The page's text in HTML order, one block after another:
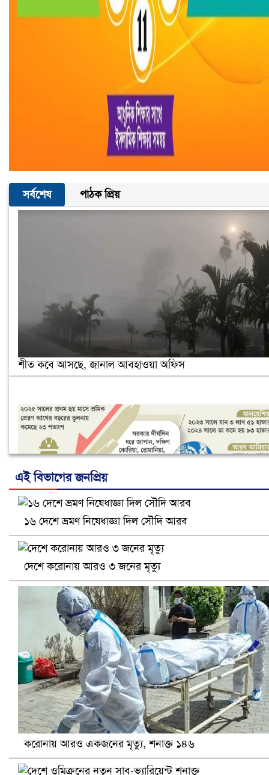
সর্বশেষ পাঠক প্রিয়
শীত কবে আসছে, জানাল আবহাওয়া অফিস
নানা সংকটে রিক্রুটিং এজেন্সি, হুমকির মুখে শ্রম রপ্তানি
খুলনায় বিএনপি অফিসে গুলি-বোমা হামলা, নিহত ১
এই বিভাগের জনপ্রিয়
১৬ দেশে ভ্রমণ নিষেধাজ্ঞা দিল সৌদি আরব
দেশে করোনায় আরও ৩ জনের মৃত্যু
করোনায় আরও একজনের মৃত্যু, শনাক্ত ১৪৬